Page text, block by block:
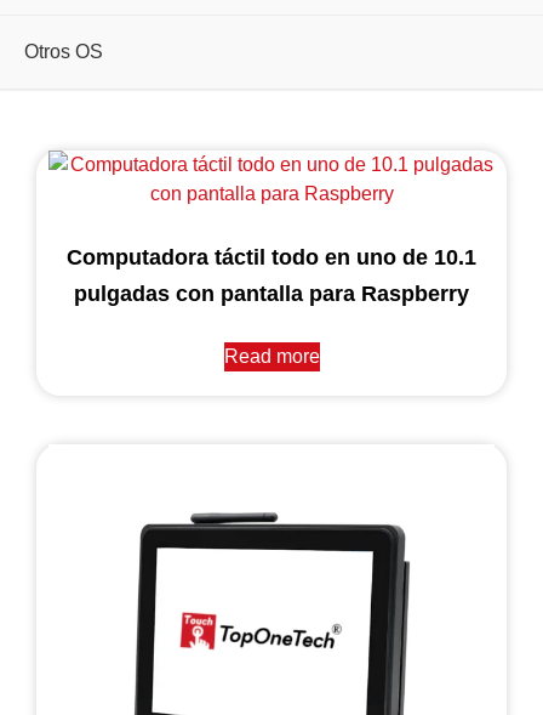
Otros OS
Computadora táctil todo en uno de 10.1
pulgadas con pantalla para Raspberry
Read more